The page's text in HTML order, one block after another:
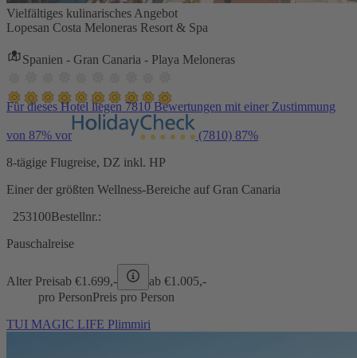
Vielfältiges kulinarisches Angebot
Lopesan Costa Meloneras Resort & Spa
Spanien - Gran Canaria - Playa Meloneras
Für dieses Hotel liegen 7810 Bewertungen mit einer Zustimmung
von 87% vor (7810) 87%
8-tägige Flugreise, DZ inkl. HP
Einer der größten Wellness-Bereiche auf Gran Canaria
253100Bestellnr.:
Pauschalreise
Alter Preisab €1.699,- ab €1.005,-
pro PersonPreis pro Person
TUI MAGIC LIFE Plimmiri